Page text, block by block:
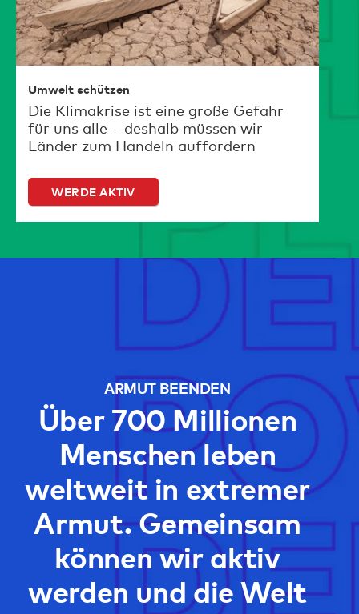
Umwelt schützen
Die Klimakrise ist eine große Gefahr
für uns alle – deshalb müssen wir
Länder zum Handeln auffordern
WERDE AKTIV
ARMUT BEENDEN
Über 700 Millionen
Menschen leben
weltweit in extremer
Armut. Gemeinsam
können wir aktiv
werden und die Welt